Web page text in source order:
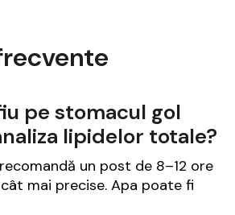
pe stomacul gol
lipidelor totale?
un post de 8–12 ore
mai precise. Apa poate fi